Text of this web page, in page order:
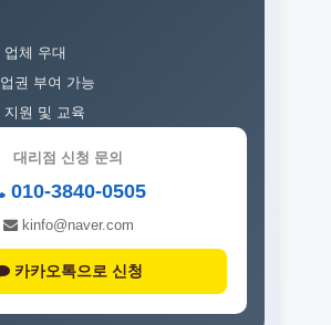
체 우대
권 부여 가능
원 및 교육
대리점 신청 문의
010-3840-0505
kinfo@naver.com
카카오톡으로 신청